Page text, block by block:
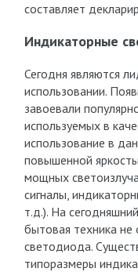
составляет
Индикаторные
Сегодня являются
использовании.
завоевали
используемых в
использование в
повышенной
мощных
сигналы,
т.д.). На
бытовая техника не
светодиода.
типоразмеры